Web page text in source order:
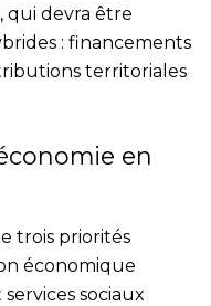
qui devra être
: financements
territoriales
en
trois priorités
économique
sociaux